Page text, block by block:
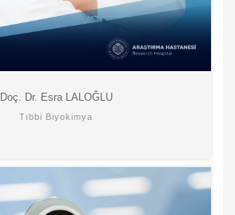
Doç. Dr. Esra LALOĞLU
Tıbbi Biyokimya